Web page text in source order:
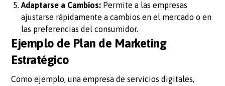
Adaptarse a Cambios: Permite a las empresas
ajustarse rápidamente a cambios en el mercado o en
las preferencias del consumidor.
Ejemplo de Plan de Marketing
Estratégico
Como ejemplo, una empresa de servicios digitales,